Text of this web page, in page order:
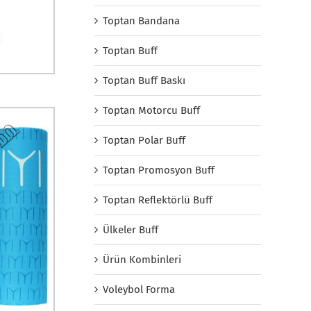
Toptan Bandana
Toptan Buff
Toptan Buff Baskı
Toptan Motorcu Buff
Toptan Polar Buff
Toptan Promosyon Buff
Toptan Reflektörlü Buff
Ülkeler Buff
Ürün Kombinleri
Voleybol Forma